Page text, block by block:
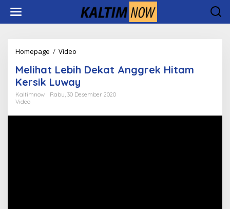
konten
Homepage / Video
Dekat
Anggrek
Hitam
Kersik
Melihat Lebih Dekat Anggrek Hitam
Kersik Luway
Kaltimnow
Rabu, 30 Desember 2020
Video